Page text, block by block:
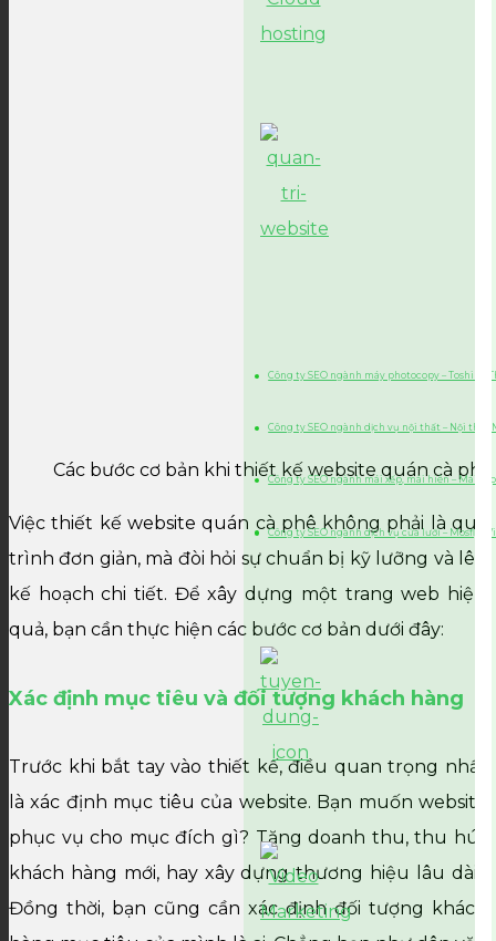
Công ty SEO ngành máy photocopy – Toshiba
Công ty SEO ngành dịch vụ nội thất – Nội thất
Công ty SEO ngành mái xếp, mái hiên – Mái
Công ty SEO ngành dịch vụ cửa lưới – Mosfly
Các bước cơ bản khi thiết kế website quán cà phê
Việc thiết kế website quán cà phê không phải là quá
trình đơn giản, mà đòi hỏi sự chuẩn bị kỹ lưỡng và lên
kế hoạch chi tiết. Để xây dựng một trang web hiệu
quả, bạn cần thực hiện các bước cơ bản dưới đây:
Xác định mục tiêu và đối tượng khách hàng
Trước khi bắt tay vào thiết kế, điều quan trọng nhất
là xác định mục tiêu của website. Bạn muốn website
phục vụ cho mục đích gì? Tăng doanh thu, thu hút
khách hàng mới, hay xây dựng thương hiệu lâu dài?
Đồng thời, bạn cũng cần xác định đối tượng khách